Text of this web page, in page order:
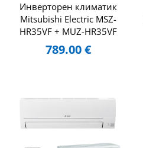
Инверторен климатик
Mitsubishi Electric MSZ-
HR35VF + MUZ-HR35VF
789.00€